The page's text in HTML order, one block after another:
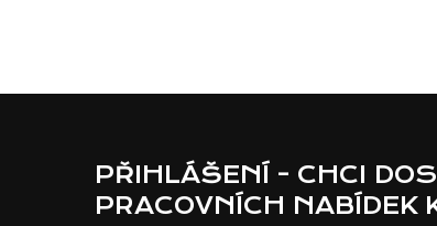
PŘIHLÁŠENÍ - CHCI
PRACOVNÍCH NABÍDEK